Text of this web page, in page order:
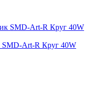
SMD-Art-R Круг 40W